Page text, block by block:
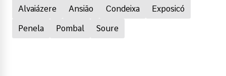
Alvaiázere Ansião Condeixa Exposicó
Penela Pombal Soure